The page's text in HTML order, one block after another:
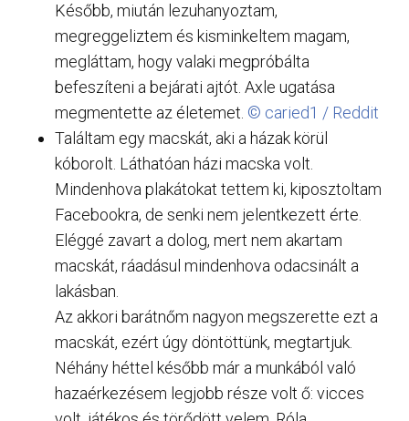
Később, miután lezuhanyoztam,
megreggeliztem és kisminkeltem magam,
megláttam, hogy valaki megpróbálta
befeszíteni a bejárati ajtót. Axle ugatása
megmentette az életemet. © caried1 / Reddit
Találtam egy macskát, aki a házak körül
kóborolt. Láthatóan házi macska volt.
Mindenhova plakátokat tettem ki, kiposztoltam
Facebookra, de senki nem jelentkezett érte.
Eléggé zavart a dolog, mert nem akartam
macskát, ráadásul mindenhova odacsinált a
lakásban.
Az akkori barátnőm nagyon megszerette ezt a
macskát, ezért úgy döntöttünk, megtartjuk.
Néhány héttel később már a munkából való
hazaérkezésem legjobb része volt ő: vicces